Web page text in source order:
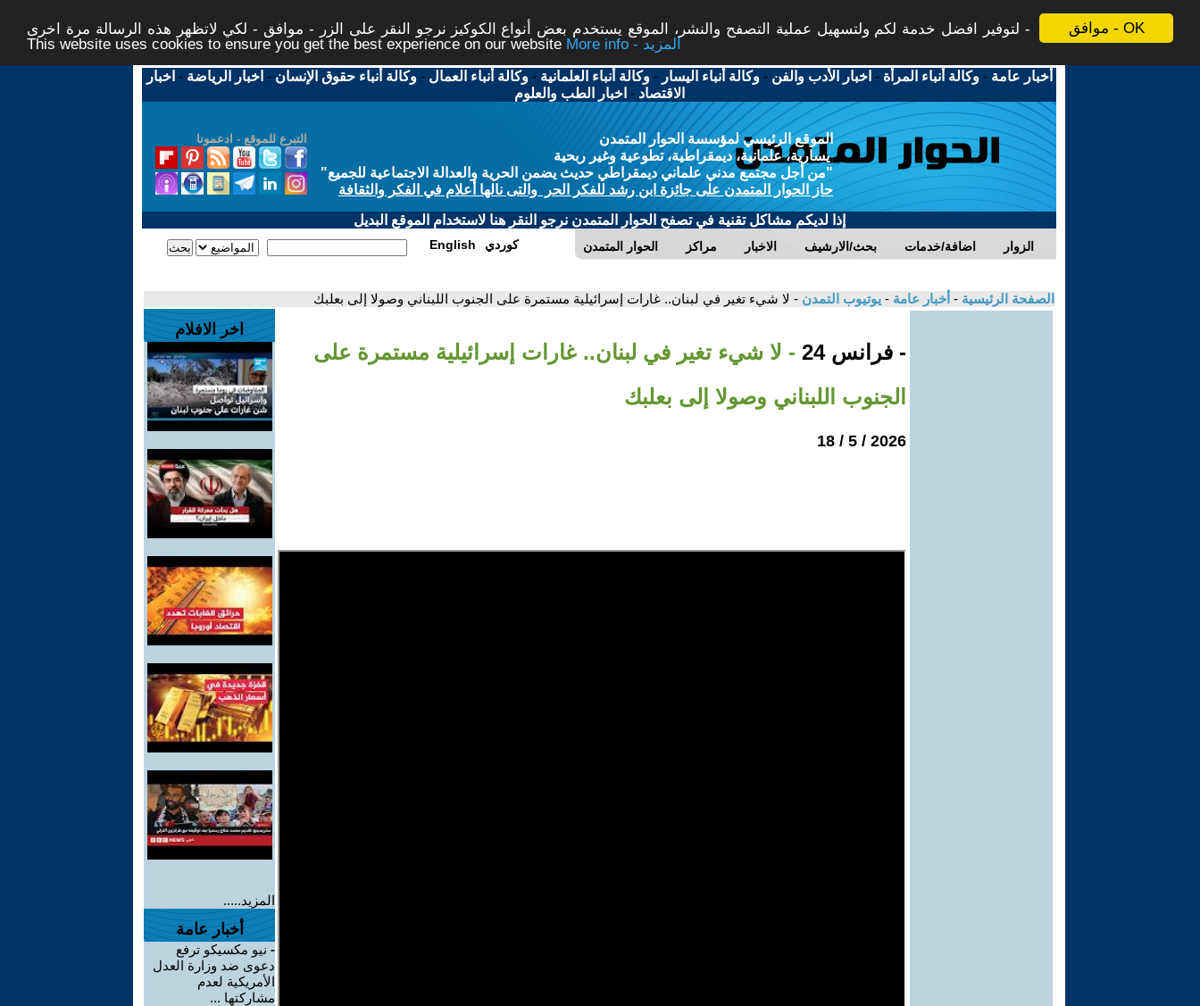
موافق - OK
لتوفير افضل خدمة لكم ولتسهيل عملية التصفح والنشر، الموقع يستخدم بعض أنواع الكوكيز نرجو النقر على الزر - موافق - لكي لاتظهر هذه الرسالة مرة اخرى -
This website uses cookies to ensure you get the best experience on our website
More info - المزيد
أخبار عامة -وكالة أنباء المرأة - اخبار الأدب والفن -وكالة أنباء اليسار -وكالة أنباء العلمانية -وكالة أنباء العمال -وكالة أنباء حقوق الإنسان - اخبار الرياضة - اخبار
الاقتصاد - اخبار الطب والعلوم
التبرع للموقع - ادعمونا
الموقع الرئيسي لمؤسسة الحوار المتمدن
يسارية، علمانية، ديمقراطية، تطوعية وغير ربحية
"من أجل مجتمع مدني علماني ديمقراطي حديث يضمن الحرية والعدالة الاجتماعية للجميع"
حاز الحوار المتمدن على جائزة ابن رشد للفكر الحر والتى نالها أعلام في الفكر والثقافة
إذا لديكم مشاكل تقنية في تصفح الحوار المتمدن نرجو النقر هنا لاستخدام الموقع البديل
الحوار المتمدن مراكز الاخبار بحث/الارشيف اضافة/خدمات الزوار English كوردي
الصفحة الرئيسية - أخبار عامة - يوتيوب التمدن - لا شيء تغير في لبنان.. غارات إسرائيلية مستمرة على الجنوب اللبناني وصولا إلى بعلبك
- فرانس 24
- لا شيء تغير في لبنان.. غارات إسرائيلية مستمرة على
الجنوب اللبناني وصولا إلى بعلبك
2026 / 5 / 18
اخر الافلام
المزيد.....
أخبار عامة
- نيو مكسيكو ترفع
دعوى ضد وزارة العدل
الأمريكية لعدم
مشاركتها ...